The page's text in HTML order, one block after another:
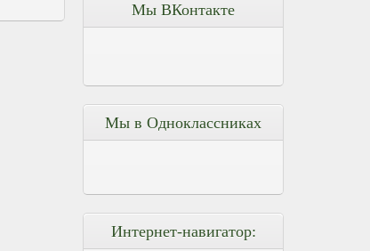
Мы ВКонтакте
Мы в Одноклассниках
Интернет-навигатор: